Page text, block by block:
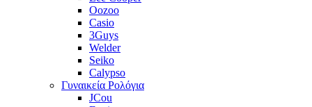
Oozoo
Casio
3Guys
Welder
Seiko
Calypso
Γυναικεία Ρολόγια
JCou